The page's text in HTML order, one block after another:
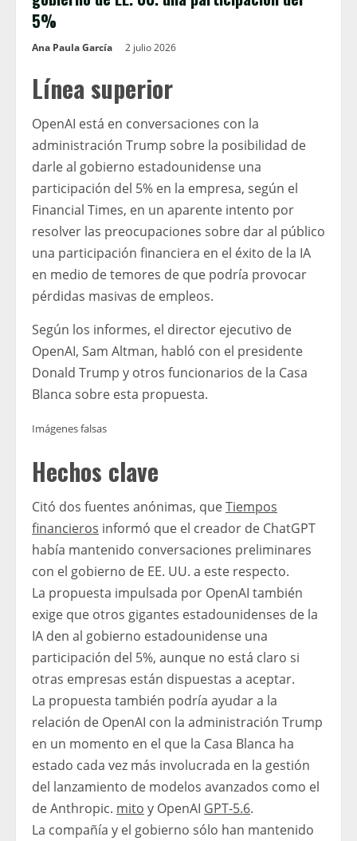
5%
Ana Paula García 2 julio 2026
Línea superior
OpenAI está en conversaciones con la
administración Trump sobre la posibilidad de
darle al gobierno estadounidense una
participación del 5% en la empresa, según el
Financial Times, en un aparente intento por
resolver las preocupaciones sobre dar al público
una participación financiera en el éxito de la IA
en medio de temores de que podría provocar
pérdidas masivas de empleos.
Según los informes, el director ejecutivo de
OpenAI, Sam Altman, habló con el presidente
Donald Trump y otros funcionarios de la Casa
Blanca sobre esta propuesta.
Imágenes falsas
Hechos clave
Citó dos fuentes anónimas, queTiempos
financieros informó que el creador de ChatGPT
había mantenido conversaciones preliminares
con el gobierno de EE. UU. a este respecto.
La propuesta impulsada por OpenAI también
exige que otros gigantes estadounidenses de la
IA den al gobierno estadounidense una
participación del 5%, aunque no está claro si
otras empresas están dispuestas a aceptar.
La propuesta también podría ayudar a la
relación de OpenAI con la administración Trump
en un momento en el que la Casa Blanca ha
estado cada vez más involucrada en la gestión
del lanzamiento de modelos avanzados como el
de Anthropic. mito y OpenAI GPT-5.6.
La compañía y el gobierno sólo han mantenido